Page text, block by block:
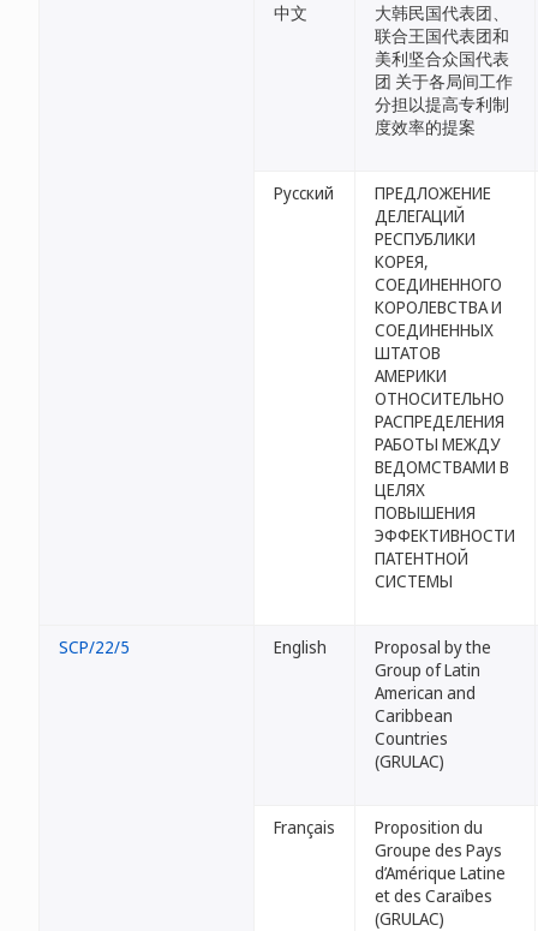
中文
大韩民国代表团、
联合王国代表团和
美利坚合众国代表
团 关于各局间工作
分担以提高专利制
度效率的提案
Русский
ПРЕДЛОЖЕНИЕ
ДЕЛЕГАЦИЙ
РЕСПУБЛИКИ
КОРЕЯ,
СОЕДИНЕННОГО
КОРОЛЕВСТВА И
СОЕДИНЕННЫХ
ШТАТОВ
АМЕРИКИ
ОТНОСИТЕЛЬНО
РАСПРЕДЕЛЕНИЯ
РАБОТЫ МЕЖДУ
ВЕДОМСТВАМИ В
ЦЕЛЯХ
ПОВЫШЕНИЯ
ЭФФЕКТИВНОСТИ
ПАТЕНТНОЙ
СИСТЕМЫ
SCP/22/5 English
Proposal by the
Group of Latin
American and
Caribbean
Countries
(GRULAC)
Français
Proposition du
Groupe des Pays
d’Amérique Latine
et des Caraïbes
(GRULAC)